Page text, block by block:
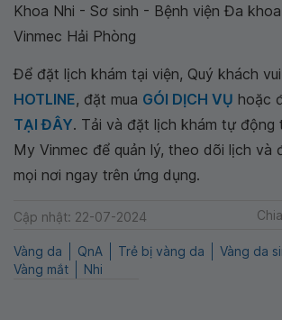
Khoa Nhi - Sơ sinh - Bệnh viện Đa
Vinmec Hải Phòng
Để đặt lịch khám tại viện, Quý khách
HOTLINE, đặt mua GÓI DỊCH VỤ hoặc
TẠI ĐÂY. Tải và đặt lịch khám tự động
My Vinmec để quản lý, theo dõi lịch và
mọi nơi ngay trên ứng dụng.
Cập nhật: 22-07-2024
Vàng da QnA Trẻ bị vàng da
Vàng da
Vàng mắt
Nhi